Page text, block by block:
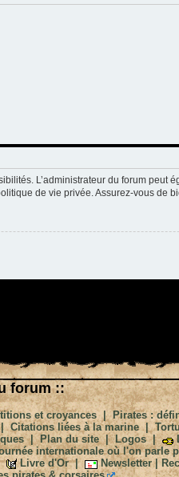
L’administrateur du forum
de vie privée. Assurez-vous de
forum ::
et croyances|Pirates :
Citations liées à la marine|
|Plan du site|Logos|
internationale où l'on parle
Livre d'Or| Newsletter|